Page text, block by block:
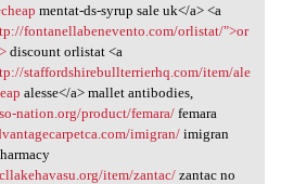
mentat-ds-syrup sale uk</a> <a
fontanellabenevento.com/orlistat/">or
discount orlistat <a
staffordshirebullterrierhq.com/item/ale
alesse</a> mallet antibodies,
nation.org/product/femara/femara
imigran/imigran
item/zantac/zantac no